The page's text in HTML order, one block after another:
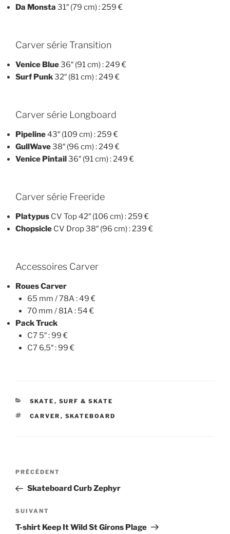
Da Monsta 31″ (79 cm) : 259 €
Carver série Transition
Venice Blue36″ (91 cm) : 249 €
Surf Punk32″ (81 cm) : 249 €
Carver série Longboard
Pipeline43″ (109 cm) : 259 €
GullWave38″ (96 cm) : 249 €
Venice Pintail36″ (91 cm) : 249 €
Carver série Freeride
Platypus CV Top 42″ (106 cm) : 259 €
Chopsicle CV Drop 38″ (96 cm) : 239 €
Accessoires Carver
Roues Carver
65 mm / 78A : 49 €
70 mm / 81A : 54 €
Pack Truck
C7 5″ : 99 €
C7 6,5″ : 99 €
CATÉGORIES
SKATE , SURF & SKATE
ÉTIQUETTES
CARVER , SKATEBOARD
Navigation
l’article
Article
précédent
PRÉCÉDENT
Skateboard Curb Zephyr
Article
suivant
SUIVANT
T-shirt Keep It Wild St Girons Plage